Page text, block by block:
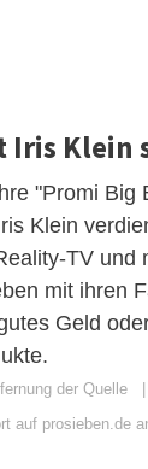
Iris Klein
"Promi Big
Klein
TV und
mit ihren
Geld
der Quelle
auf prosieben.de